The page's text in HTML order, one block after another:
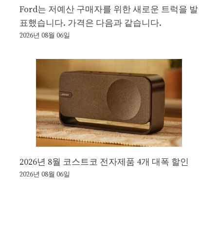
Ford는 저예산 구매자를 위한 새로운 트럭을 발
표했습니다. 가격은 다음과 같습니다.
2026년 08월 06일
2026년 8월 코스트코 전자제품 4개 대폭 할인
2026년 08월 06일